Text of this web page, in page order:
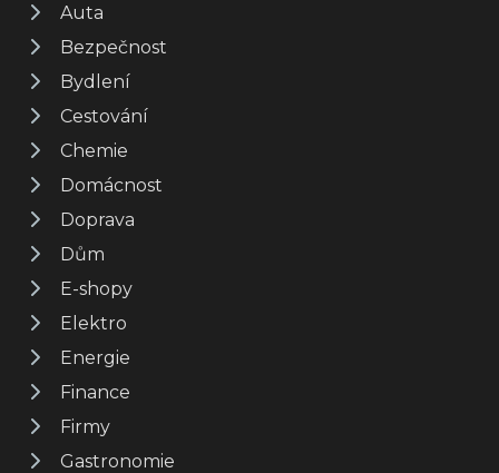
Auta
Bezpečnost
Bydlení
Cestování
Chemie
Domácnost
Doprava
Dům
E-shopy
Elektro
Energie
Finance
Firmy
Gastronomie